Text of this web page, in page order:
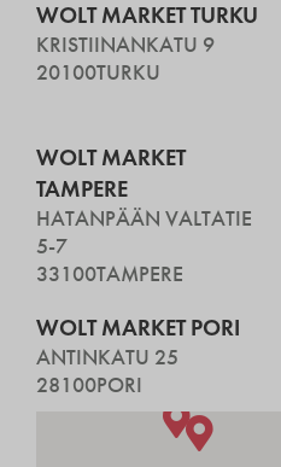
WOLT MARKET TURKU
KRISTIINANKATU 9
20100TURKU
WOLT MARKET
TAMPERE
HATANPÄÄN VALTATIE
5-7
33100TAMPERE
WOLT MARKET PORI
ANTINKATU 25
28100PORI